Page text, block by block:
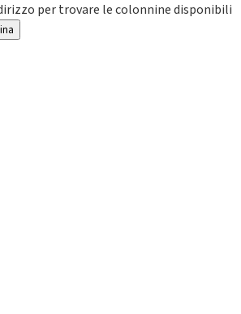
per trovare le colonnine disponibili